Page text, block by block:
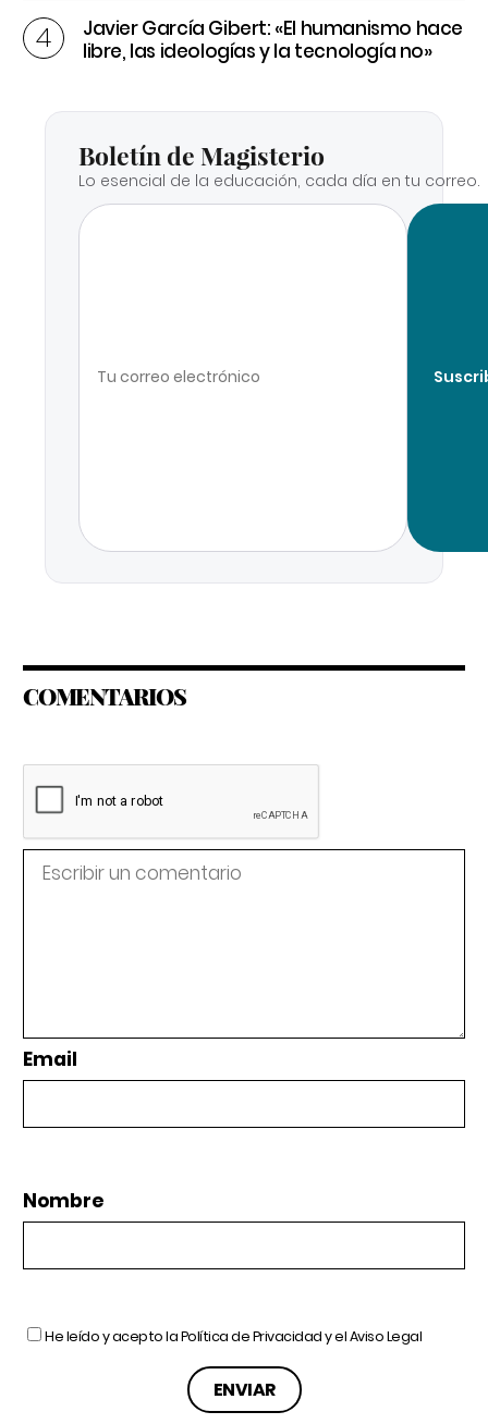
Javier García Gibert: «El humanismo hace
libre, las ideologías y la tecnología no»
Boletín de Magisterio
Lo esencial de la educación, cada día en tu correo.
COMENTARIOS
Email
Nombre
He leído y acepto laPolítica de Privacidady elAviso Legal